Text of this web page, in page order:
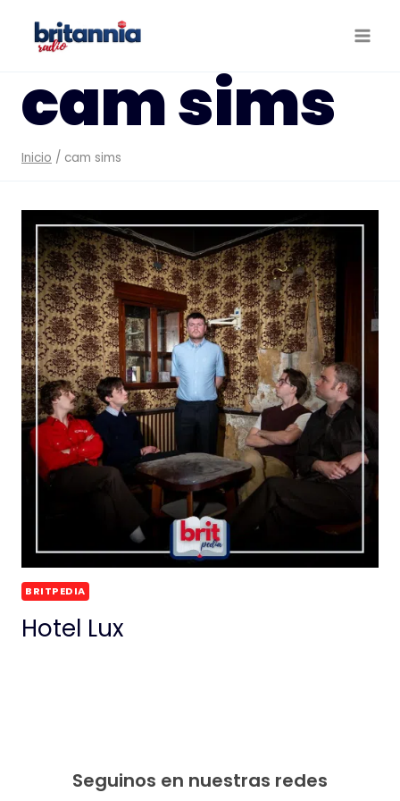
cam sims
Inicio / cam sims
BRITPEDIA
Hotel Lux
Seguinos en nuestras redes